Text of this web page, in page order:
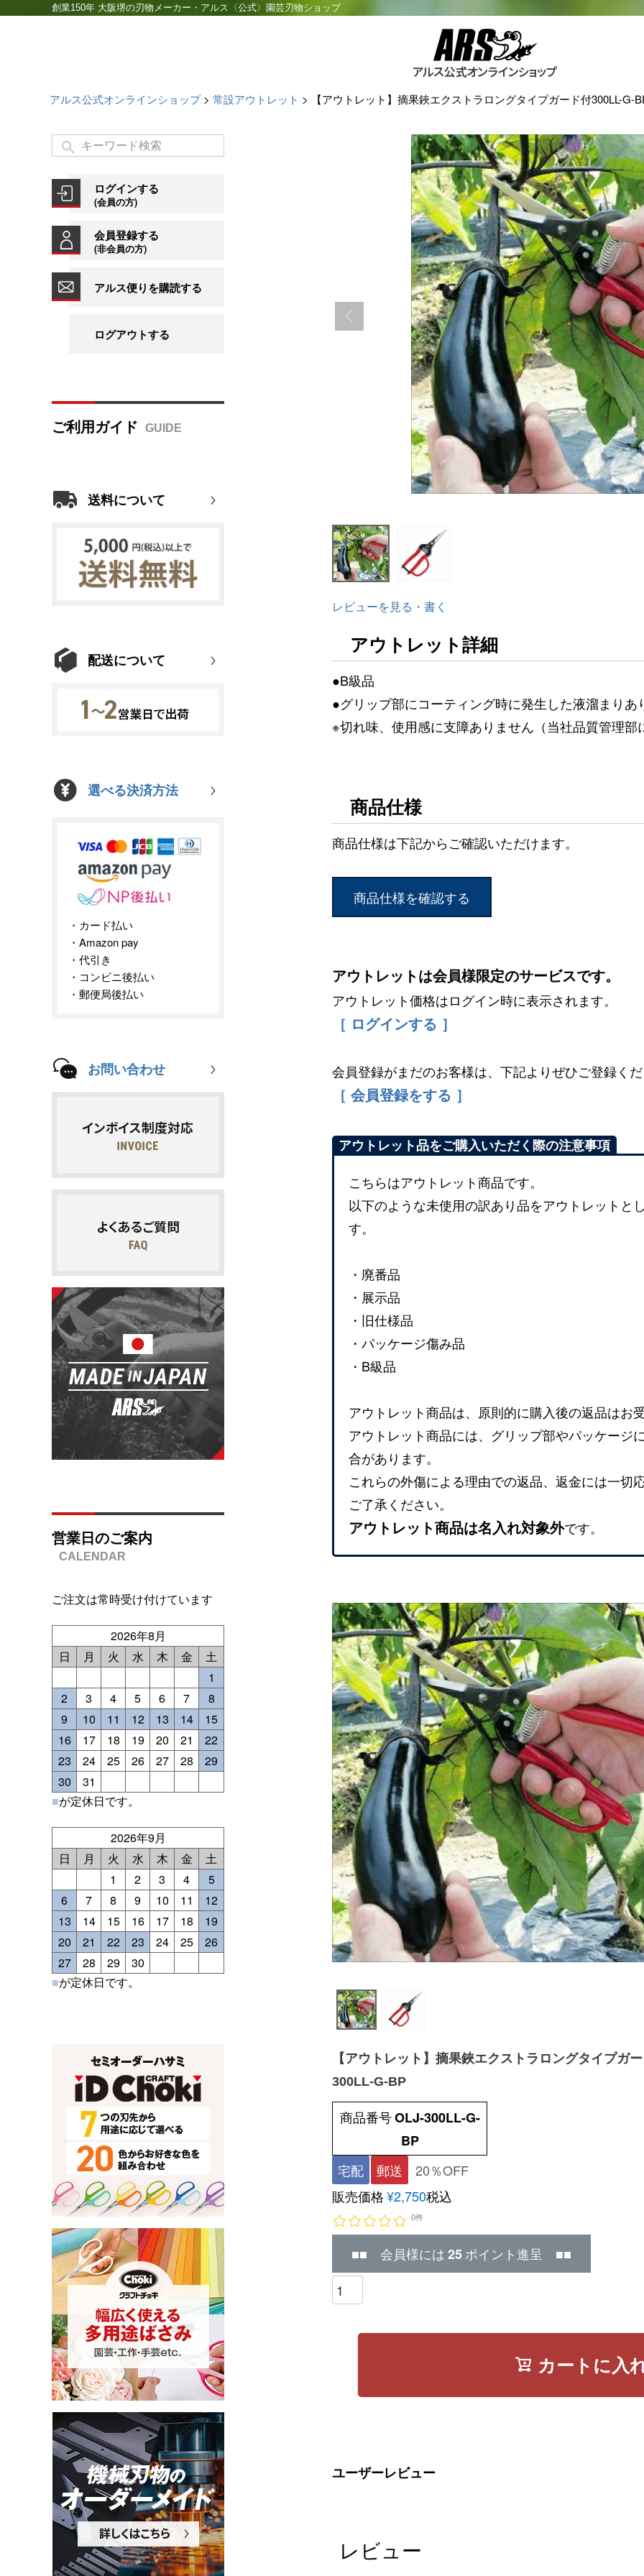
創業150年 大阪堺の刃物メーカー・アルス〈公式〉園芸刃物ショップ
アルス公式オンラインショップ 常設アウトレット 【アウトレット】摘果鋏エクストラロングタイプガード付300LL-G-
ログインする
(会員の方)
会員登録する
(非会員の方)
アルス便りを購読する
ログアウトする
ご利用ガイド
送料について
配送について
選べる決済方法
カード払い
Amazon pay
代引き
コンビニ後払い
郵便局後払い
お問い合わせ
営業日のご案内
ご注文は常時受け付けています
2026年8月
日
月 火 水 木 金
土
1
2
3 4 5 6 7
8
9
10 11 12 13 14
15
16
17 18 19 20 21
22
23
24 25 26 27 28
29
30
31
■が定休日です。
2026年9月
日
月 火 水 木 金
土
1
2 3 4
5
6
7 8 9 10 11
12
13
14 15 16 17 18
19
20
21 22 23 24 25
26
27
28 29
30
■が定休日です。
レビューを見る・書く
アウトレット詳細
●B級品
●グリップ部にコーティング時に発生した液溜まりあ
※切れ味、使用感に支障ありません（当社品質管理部
商品仕様
商品仕様は下記からご確認いただけます。
商品仕様を確認する
アウトレットは会員様限定のサービスです。
アウトレット価格はログイン時に表示されます。
［ ログインする ］
会員登録がまだのお客様は、下記よりぜひご登録く
［ 会員登録をする ］
アウトレット品をご購入いただく際の注意事項
こちらはアウトレット商品です。
以下のような未使用の訳あり品をアウトレットと
す。
・廃番品
・展示品
・旧仕様品
・パッケージ傷み品
・B級品
アウトレット商品は、原則的に購入後の返品はお
アウトレット商品には、グリップ部やパッケージ
合があります。
これらの外傷による理由での返品、返金には一切
ご了承ください。
アウトレット商品は名入れ対象外です。
【アウトレット】摘果鋏エクストラロングタイプガ
300LL-G-BP
商品番号OLJ-300LL-G-
BP
宅配
郵送
20％OFF
販売価格¥2,750税込
0件
■■ 会員様には 25ポイント進呈 ■■
カートに入
ユーザーレビュー
レビュー